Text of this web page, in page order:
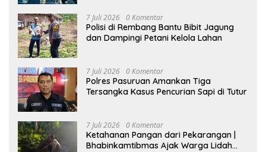
7 Juli 2026 0 Komentar
Polisi di Rembang Bantu Bibit Jagung
dan Dampingi Petani Kelola Lahan
7 Juli 2026 0 Komentar
Polres Pasuruan Amankan Tiga
Tersangka Kasus Pencurian Sapi di Tutur
7 Juli 2026 0 Komentar
Ketahanan Pangan dari Pekarangan |
Bhabinkamtibmas Ajak Warga Lidah